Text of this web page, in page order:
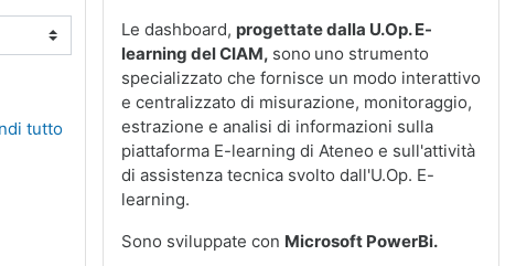
tutto
Le dashboard, progettate dalla U.Op. E-
learning del CIAM, sono uno strumento
specializzato che fornisce un modo interattivo
e centralizzato di misurazione, monitoraggio,
estrazione e analisi di informazioni sulla
piattaforma E-learning di Ateneo e sull'attività
di assistenza tecnica svolto dall'U.Op. E-
learning.
Sono sviluppate con Microsoft PowerBi.